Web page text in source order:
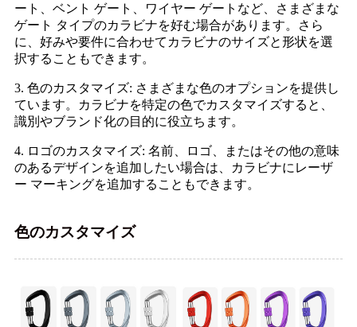
ート、ベント ゲート、ワイヤー ゲートなど、さまざまな
ゲート タイプのカラビナを好む場合があります。さら
に、好みや要件に合わせてカラビナのサイズと形状を選
択することもできます。
3. 色のカスタマイズ: さまざまな色のオプションを提供し
ています。カラビナを特定の色でカスタマイズすると、
識別やブランド化の目的に役立ちます。
4. ロゴのカスタマイズ: 名前、ロゴ、またはその他の意味
のあるデザインを追加したい場合は、カラビナにレーザ
ー マーキングを追加することもできます。
色のカスタマイズ